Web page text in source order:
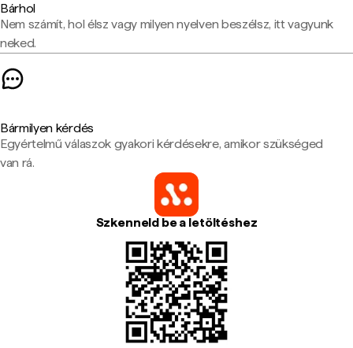
Bárhol
Nem számít, hol élsz vagy milyen nyelven beszélsz, itt vagyunk
neked.
Bármilyen kérdés
Egyértelmű válaszok gyakori kérdésekre, amikor szükséged
van rá.
Szkenneld be a letöltéshez